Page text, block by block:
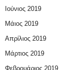
Ιούνιος 2019
Μάιος 2019
Απρίλιος 2019
Μάρτιος 2019
Φεβρουάριος 2019